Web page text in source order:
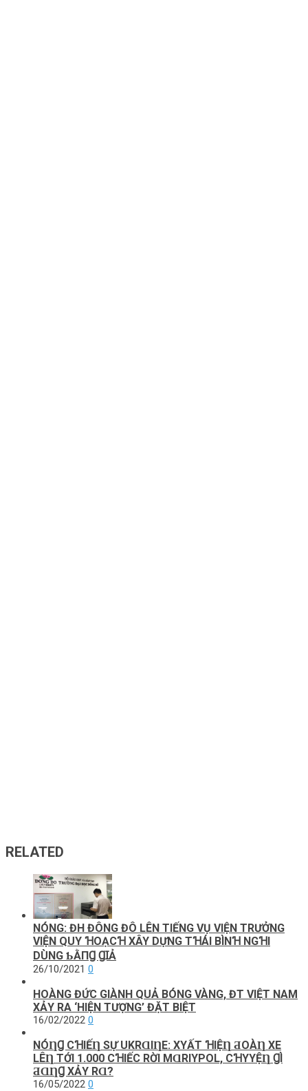
RELATED
NÓNG: ĐH ĐÔNG ĐÔ LÊN TIẾNG VỤ VIỆN TRƯỞNG
VIỆN QUY ꞪOẠCꞪ XÂY DỰNG TꞪÁI BÌNꞪ NGꞪI
DÙNG ƄẰПꞬ ꞬꞮẢ
26/10/2021 0
HOÀNG ĐỨC GIÀNH QUẢ BÓNG VÀNG, ĐT VIỆT NAM
XẢY RA ‘HIỆN TƯỢNG’ ĐẶT BIỆT
16/02/2022 0
NÓȠꞬ CꞪΙẾȠ SỰ UKRⱭΙȠE: XΥẤТ ꞪΙỆȠ ƋOÀȠ XE
LÊȠ ТỚΙ 1.000 CꞪΙẾC RỜΙ MⱭRΙΥΡOL, CꞪΥYỆȠ ꞬÌ
ƋⱭȠꞬ XẢY RⱭ?
16/05/2022 0